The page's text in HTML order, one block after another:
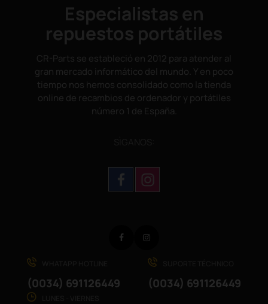
Especialistas en
repuestos portátiles
CR-Parts se estableció en 2012 para atender al
gran mercado informático del mundo. Y en poco
tiempo nos hemos consolidado como la tienda
online de recambios de ordenador y portátiles
número 1 de España.
(0034) 691126449 (0034) 691126449
Facebook